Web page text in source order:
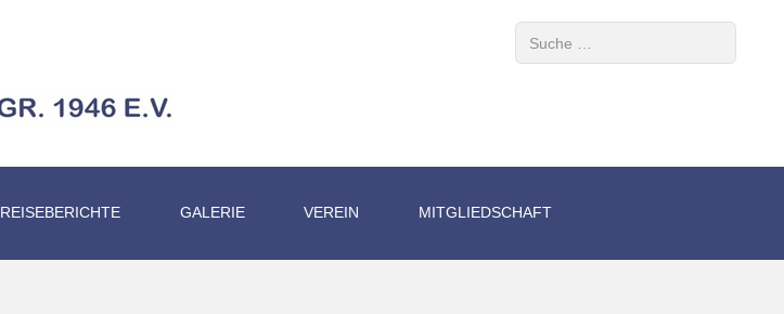
REISEBERICHTE GALERIE VEREIN MITGLIEDSCHAFT